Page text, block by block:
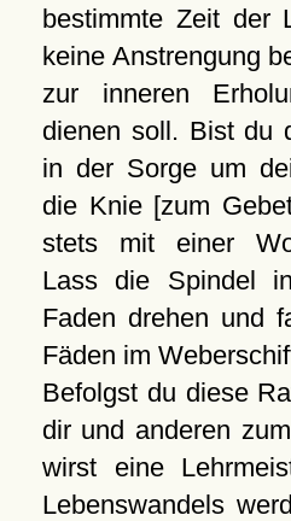
bestimmte Zeit der
keine Anstrengung
zur inneren
dienen soll. Bist du
in der Sorge um
die Knie [zum
stets mit einer
Lass die Spindel
Faden drehen und
Fäden im
Befolgst du diese
dir und anderen
wirst eine
Lebenswandels